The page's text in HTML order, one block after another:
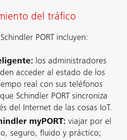
del tráfico
PORT incluyen:
los administradores
acceder al estado de los
real con sus teléfonos
Schindler PORT sincroniza
del Internet de las cosas IoT.
myPORT: viajar por el
seguro, fluido y práctico;